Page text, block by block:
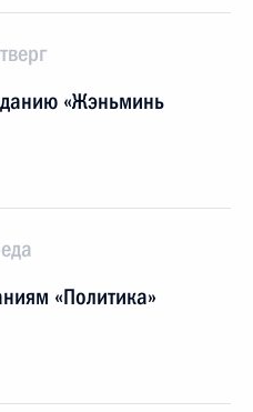
«Жэньминь
«Политика»